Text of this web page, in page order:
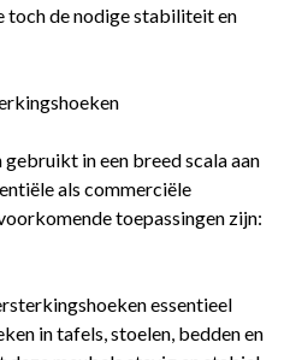
toch de nodige stabiliteit en
in een breed scala aan
als commerciële
toepassingen zijn:
essentieel
in tafels, stoelen, bedden en